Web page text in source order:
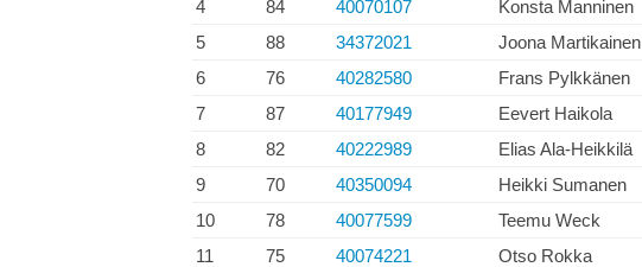
4
84 40070107 Konsta Manninen
5
88 34372021 Joona Martikainen
6
76 40282580 Frans Pylkkänen
7
87 40177949 Eevert Haikola
8
82 40222989 Elias Ala-Heikkilä
9
70 40350094 Heikki Sumanen
10
78 40077599 Teemu Weck
11
75 40074221 Otso Rokka